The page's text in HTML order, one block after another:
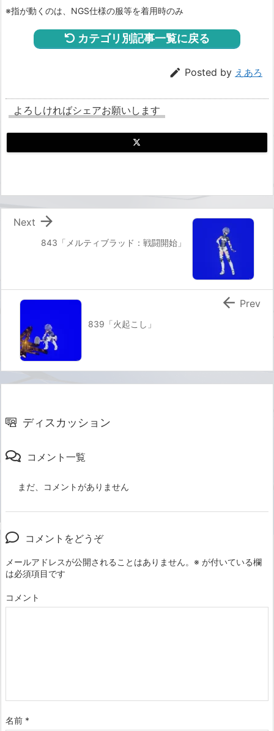
※指が動くのは、NGS仕様の服等を着用時のみ
カテゴリ別記事一覧に戻る
 Posted by えあろ
よろしければシェアお願いします
843「メルティブラッド：戦闘開始」

Next
839「火起こし」
 Prev
ディスカッション
コメント一覧
まだ、コメントがありません
コメントをどうぞ
メールアドレスが公開されることはありません。 ※ が付いている欄
は必須項目です
コメント
名前 *